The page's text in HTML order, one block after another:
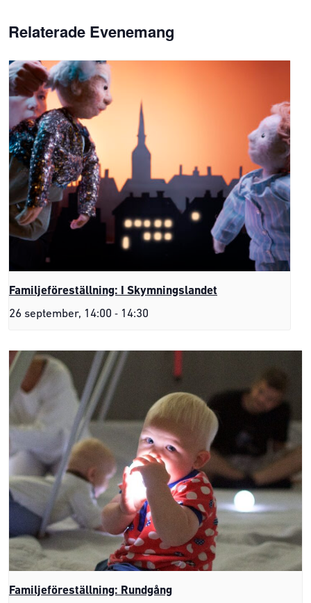
Relaterade Evenemang
Familjeföreställning: I Skymningslandet
26 september, 14:00 - 14:30
Familjeföreställning: Rundgång